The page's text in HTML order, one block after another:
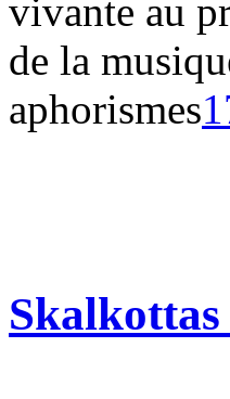
vivante au
de la
aphorismes